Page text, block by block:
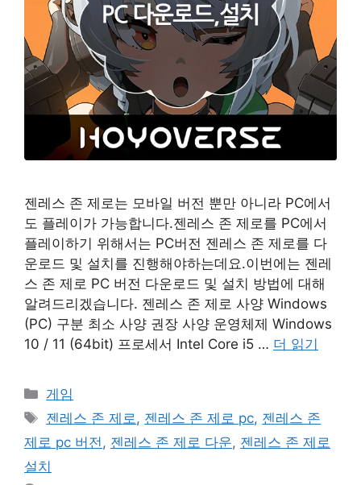
젠레스 존 제로는 모바일 버전 뿐만 아니라 PC에서
도 플레이가 가능합니다.젠레스 존 제로를 PC에서
플레이하기 위해서는 PC버전 젠레스 존 제로를 다
운로드 및 설치를 진행해야하는데요.이번에는 젠레
스 존 제로 PC 버전 다운로드 및 설치 방법에 대해
알려드리겠습니다. 젠레스 존 제로 사양 Windows
(PC) 구분 최소 사양 권장 사양 운영체제 Windows
10 / 11 (64bit) 프로세서 Intel Core i5 … 더 읽기
카
테
리
게임
태
그
젠레스 존 제로 , 젠레스 존 제로 pc, 젠레스 존
제로 pc 버전 , 젠레스 존 제로 다운, 젠레스 존 제로
설치